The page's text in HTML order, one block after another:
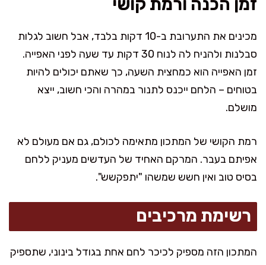
זמן הכנה ורמת קושי
מכינים את התערובת ב-10 דקות בלבד, אבל חשוב לגלות
סבלנות ולהניח לה לנוח 30 דקות עד שעה לפני האפייה.
זמן האפייה הוא כמחצית השעה, כך שאתם יכולים להיות
בטוחים – הלחם ייכנס לתנור במהרה והכי חשוב, ייצא
מושלם.
רמת הקושי של המתכון מתאימה לכולם, גם אם מעולם לא
אפיתם בעבר. המרקם האחיד של העדשים מעניק ללחם
בסיס טוב ואין חשש שמשהו "יתפקשש".
רשימת מרכיבים
המתכון הזה מספיק לכיכר לחם אחת בגודל בינוני, שתספיק